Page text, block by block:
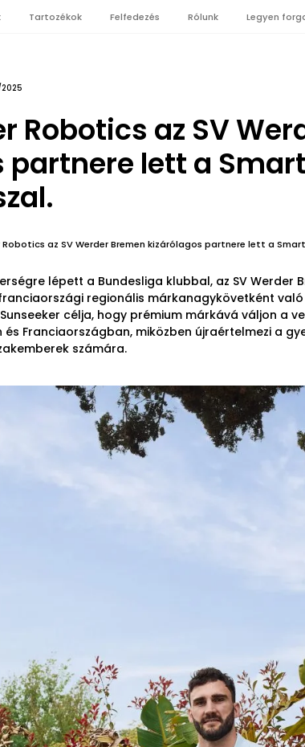
Tartozékok Felfedezés Rólunk Legyen
Robotics az SV
partnere lett a
Robotics az SV Werder Bremen kizárólagos partnere lett a
lépett a Bundesliga klubbal, az SV Werder
regionális márkanagykövetként való
célja, hogy prémium márkává váljon a
Franciaországban, miközben újraértelmezi a
számára.